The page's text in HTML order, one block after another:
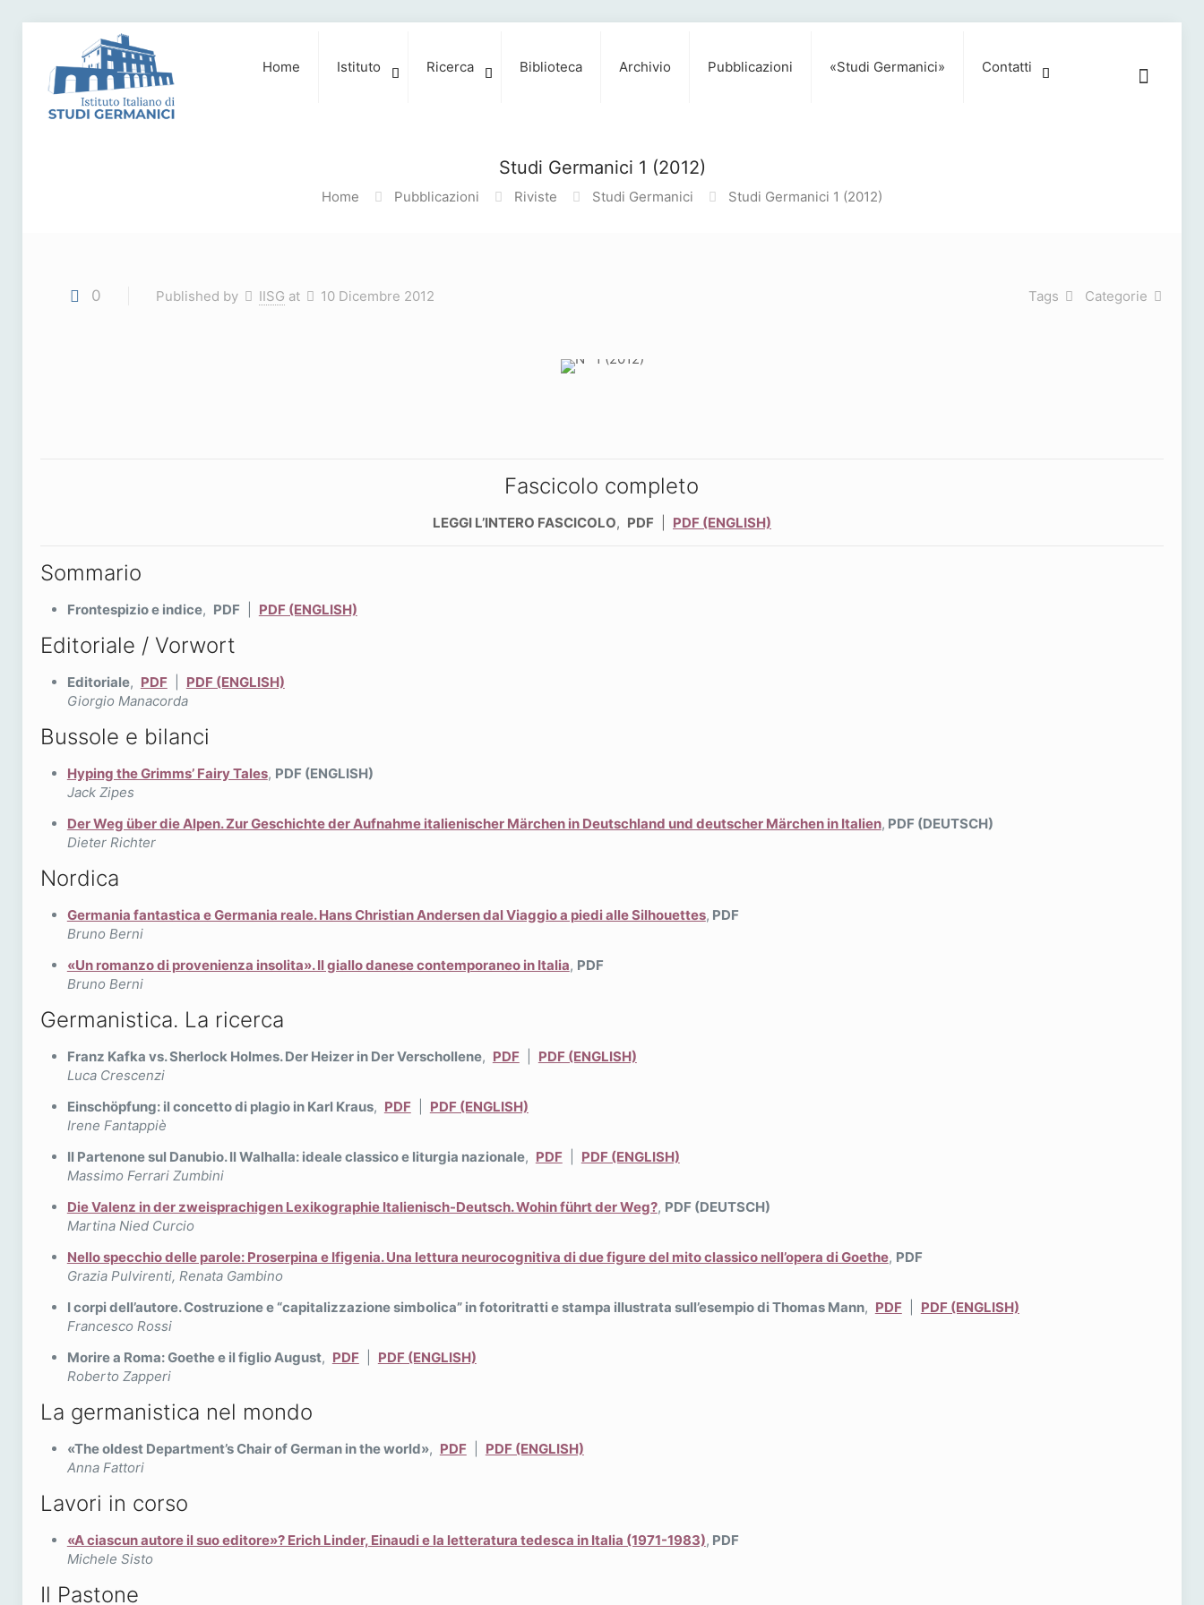
Home Istituto Ricerca Biblioteca Archivio Pubblicazioni «Studi Germanici» Contatti
Studi Germanici 1 (2012)
Home Pubblicazioni Riviste Studi Germanici Studi Germanici 1 (2012)
0 Published by IISG at 10 Dicembre 2012 Categorie
Tags
Fascicolo completo
LEGGI L’INTERO FASCICOLO, PDF| PDF (ENGLISH)
Sommario
Frontespizio e indice, PDF PDF (ENGLISH)
Editoriale / Vorwort
Editoriale, PDF| PDF (ENGLISH)
Giorgio Manacorda
Bussole e bilanci
Hyping the Grimms’ Fairy Tales, PDF (ENGLISH)
Jack Zipes
Der Weg über die Alpen. Zur Geschichte der Aufnahme italienischer Märchen in Deutschland und deutscher Märchen in Italien, PDF (DEUTSCH)
Dieter Richter
Nordica
Germania fantastica e Germania reale. Hans Christian Andersen dal Viaggio a piedi alle Silhouettes, PDF
Bruno Berni
«Un romanzo di provenienza insolita». Il giallo danese contemporaneo in Italia, PDF
Bruno Berni
Germanistica. La ricerca
Franz Kafka vs. Sherlock Holmes. Der Heizer in Der Verschollene, PDF| PDF (ENGLISH)
Luca Crescenzi
Einschöpfung: il concetto di plagio in Karl Kraus, PDF| PDF (ENGLISH)
Irene Fantappiè
Il Partenone sul Danubio. Il Walhalla: ideale classico e liturgia nazionale, PDF| PDF (ENGLISH)
Massimo Ferrari Zumbini
Die Valenz in der zweisprachigen Lexikographie Italienisch-Deutsch. Wohin führt der Weg?, PDF (DEUTSCH)
Martina Nied Curcio
Nello specchio delle parole: Proserpina e Ifigenia. Una lettura neurocognitiva di due figure del mito classico nell’opera di Goethe, PDF
Grazia Pulvirenti, Renata Gambino
I corpi dell’autore. Costruzione e “capitalizzazione simbolica” in fotoritratti e stampa illustrata sull’esempio di Thomas Mann, PDF| PDF (ENGLISH)
Francesco Rossi
Morire a Roma: Goethe e il figlio August, PDF| PDF (ENGLISH)
Roberto Zapperi
La germanistica nel mondo
«The oldest Department’s Chair of German in the world», PDF| PDF (ENGLISH)
Anna Fattori
Lavori in corso
«A ciascun autore il suo editore»? Erich Linder, Einaudi e la letteratura tedesca in Italia (1971-1983), PDF
Michele Sisto
Il Pastone